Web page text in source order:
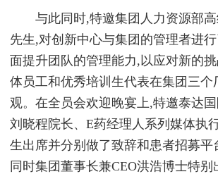
与此同时,特邀集团人力资源部高
先生,对创新中心与集团的管理者进
面提升团队的管理能力,以应对新的
体员工和优秀培训生代表在集团三个
观。在全员会欢迎晚宴上,特邀泰达
刘晓程院长、E药经理人系列媒体执
生出席并分别做了致辞和患者招募平
同时集团董事长兼CEO洪浩博士特